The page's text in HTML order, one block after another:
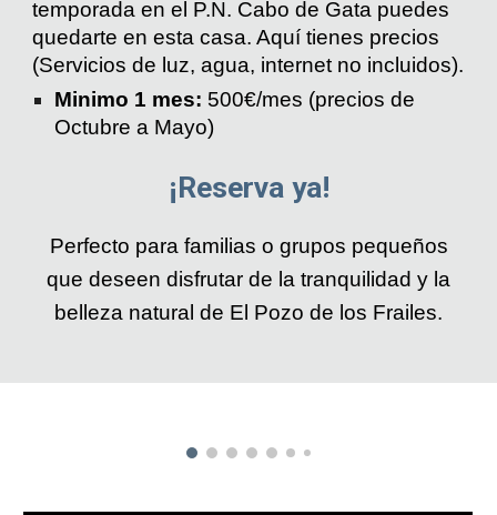
temporada en el P.N. Cabo de Gata puedes
quedarte en esta casa. Aquí tienes precios
(Servicios de luz, agua, internet no incluidos).
Minimo 1 mes: 500€/mes (precios de
Octubre a Mayo)
¡Reserva ya!
Perfecto para familias o grupos pequeños
que deseen disfrutar de la tranquilidad y la
belleza natural de El Pozo de los Frailes.